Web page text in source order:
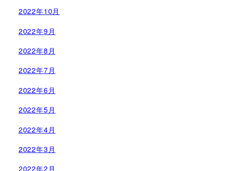
2022年10月
2022年9月
2022年8月
2022年7月
2022年6月
2022年5月
2022年4月
2022年3月
2022年2月